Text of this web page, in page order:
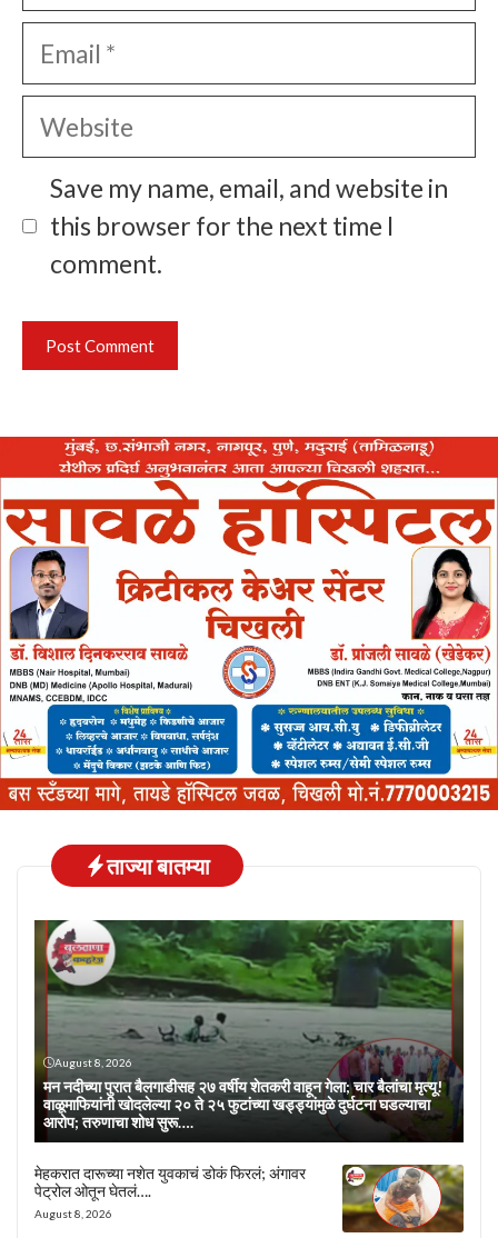
Email
Website
Save my name, email, and website in
this browser for the next time I
comment.
ताज्या बातम्या
August 8, 2026
मन नदीच्या पुरात बैलगाडीसह २७ वर्षीय शेतकरी वाहून गेला; चार बैलांचा मृत्यू!
वाळूमाफियांनी खोदलेल्या २० ते २५ फुटांच्या खड्ड्यांमुळे दुर्घटना घडल्याचा
आरोप; तरुणाचा शोध सुरू….
मेहकरात दारूच्या नशेत युवकाचं डोकं फिरलं; अंगावर
पेट्रोल ओतून घेतलं….
August 8, 2026